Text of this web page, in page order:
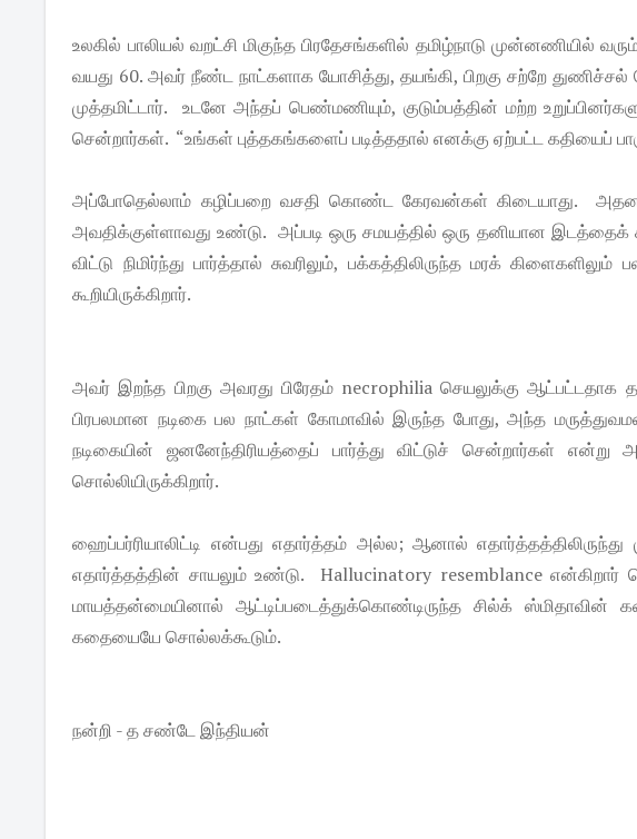
உலகில் பாலியல் வறட்சி மிகுந்த பிரதேசங்களில் தமிழ்நாடு முன்னணியில்
வயது 60. அவர் நீண்ட நாட்களாக யோசித்து, தயங்கி, பிறகு சற்றே
முத்தமிட்டார். உடனே அந்தப் பெண்மணியும், குடும்பத்தின் மற்ற
சென்றார்கள். “உங்கள் புத்தகங்களைப் படித்ததால் எனக்கு ஏற்பட்ட கதியைப்
அப்போதெல்லாம் கழிப்பறை வசதி கொண்ட கேரவன்கள் கிடையாது. அதனால்
அவதிக்குள்ளாவது உண்டு. அப்படி ஒரு சமயத்தில் ஒரு தனியான இடத்தைக்
விட்டு நிமிர்ந்து பார்த்தால் சுவரிலும், பக்கத்திலிருந்த மரக்
கூறியிருக்கிறார்.
அவர் இறந்த பிறகு அவரது பிரேதம் necrophilia செயலுக்கு ஆட்பட்டதாக
பிரபலமான நடிகை பல நாட்கள் கோமாவில் இருந்த போது, அந்த
நடிகையின் ஜனனேந்திரியத்தைப் பார்த்து விட்டுச் சென்றார்கள் என்று
சொல்லியிருக்கிறார்.
ஹைப்பர்ரியாலிட்டி என்பது எதார்த்தம் அல்ல; ஆனால்
எதார்த்தத்தின் சாயலும் உண்டு. Hallucinatory resemblance
மாயத்தன்மையினால் ஆட்டிப்படைத்துக்கொண்டிருந்த சில்க்
கதையையே சொல்லக்கூடும்.
நன்றி - த சண்டே இந்தியன்